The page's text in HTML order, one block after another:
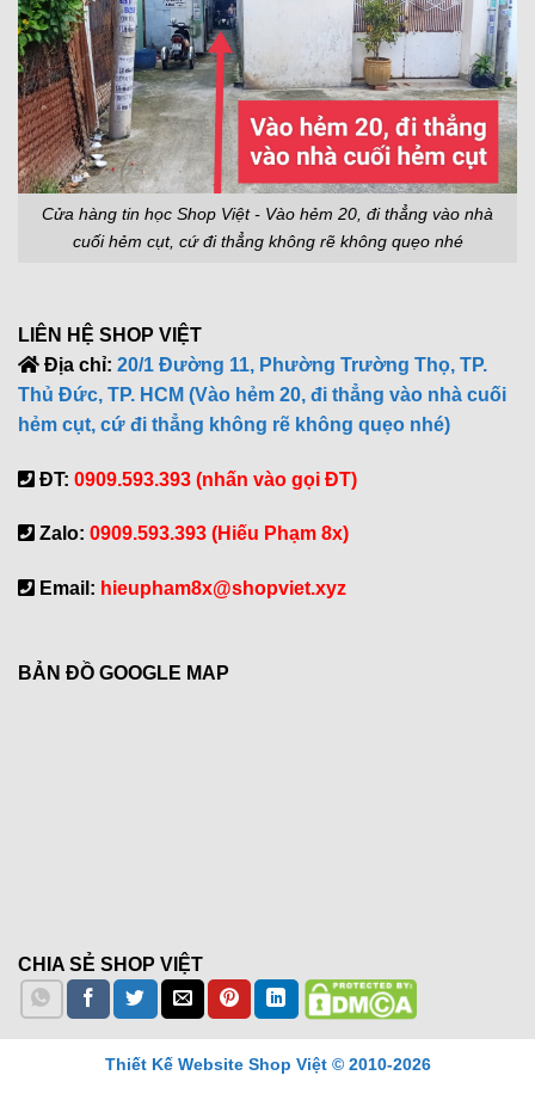
Cửa hàng tin học Shop Việt - Vào hẻm 20, đi thẳng vào nhà
cuối hẻm cụt, cứ đi thẳng không rẽ không quẹo nhé
LIÊN HỆ SHOP VIỆT
Địa chỉ: 20/1 Đường 11, Phường Trường Thọ, TP.
Thủ Đức, TP. HCM (Vào hẻm 20, đi thẳng vào nhà cuối
hẻm cụt, cứ đi thẳng không rẽ không quẹo nhé)
ĐT: 0909.593.393 (nhấn vào gọi ĐT)
Zalo: 0909.593.393 (Hiếu Phạm 8x)
Email: hieupham8x@shopviet.xyz
BẢN ĐỒ GOOGLE MAP
CHIA SẺ SHOP VIỆT
Thiết Kế Website Shop Việt © 2010-2026